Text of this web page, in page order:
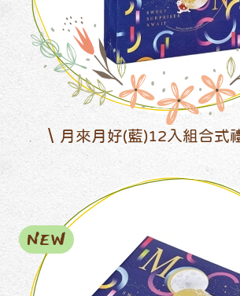
月來月好(藍)12入組合式
NEW